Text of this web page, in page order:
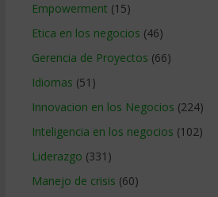
Empowerment (15)
Etica en los negocios (46)
Gerencia de Proyectos (66)
Idiomas (51)
Innovacion en los Negocios (224)
Inteligencia en los negocios (102)
Liderazgo (331)
Manejo de crisis (60)